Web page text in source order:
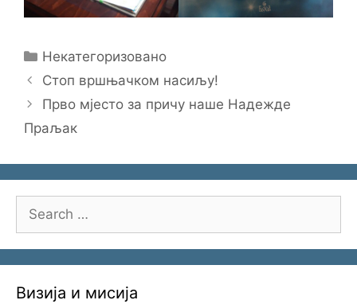
Categories
Некатегоризовано
Стоп вршњачком насиљу!
Прво мјесто за причу наше Надежде
Праљак
Search
for:
Визија и мисија